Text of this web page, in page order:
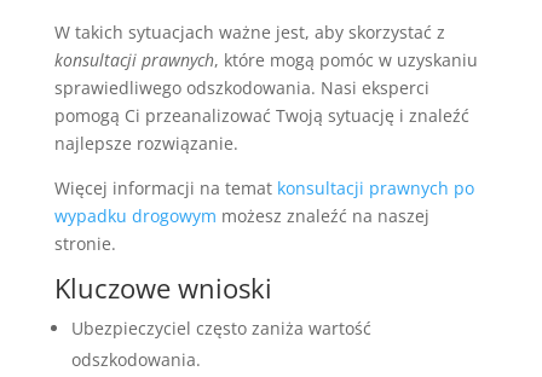
W takich sytuacjach ważne jest, aby skorzystać z
konsultacji prawnych, które mogą pomóc w uzyskaniu
sprawiedliwego odszkodowania. Nasi eksperci
pomogą Ci przeanalizować Twoją sytuację i znaleźć
najlepsze rozwiązanie.
Więcej informacji na temat konsultacji prawnych po
wypadku drogowym możesz znaleźć na naszej
stronie.
Kluczowe wnioski
Ubezpieczyciel często zaniża wartość
odszkodowania.